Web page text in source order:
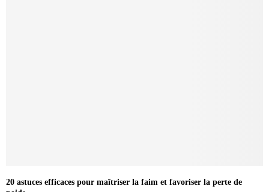
20 astuces efficaces pour maîtriser la faim et favoriser la perte de